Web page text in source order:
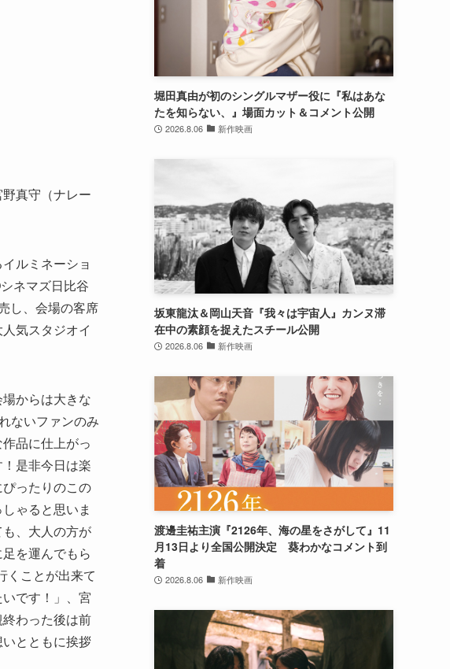
真守（ナレー
ルミネーショ
ネマズ日比谷
し、会場の客席
気スタジオイ
からは大きな
ないファンのみ
品に仕上がっ
是非今日は楽
ったりのこの
ゃると思いま
、大人の方が
を運んでもら
くことが出来て
です！」、宮
わった後は前
とともに挨拶
堀田真由が初のシングルマザー役に『私はあな
たを知らない、』場面カット＆コメント公開
2026.8.06 新作映画
坂東龍汰＆岡山天音『我々は宇宙人』カンヌ滞
在中の素顔を捉えたスチール公開
2026.8.06 新作映画
渡邊圭祐主演『2126年、海の星をさがして』11
月13日より全国公開決定 葵わかなコメント到
着
2026.8.06 新作映画